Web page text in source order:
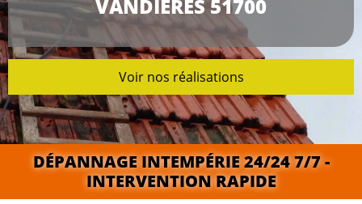
VANDIERES 51700
Voir nos réalisations
DÉPANNAGE INTEMPÉRIE 24/24 7/7 -
INTERVENTION RAPIDE